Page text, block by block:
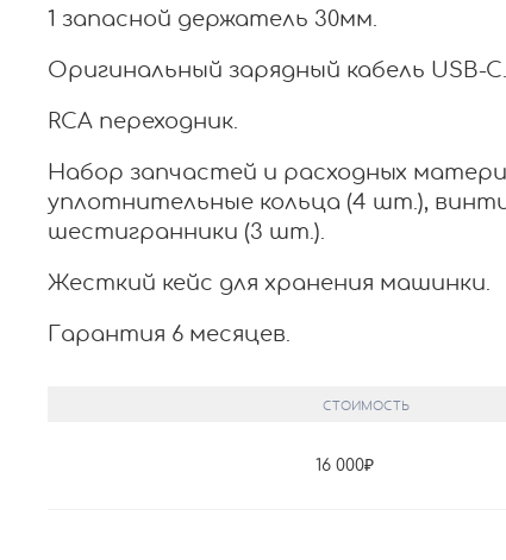
1 запасной держатель 30мм.
Оригинальный зарядный кабель USB-C.
RCA переходник.
Набор запчастей и расходных
уплотнительные кольца (4 шт.),
шестигранники (3 шт.).
Жесткий кейс для хранения машинки.
Гарантия 6 месяцев.
СТОИМОСТЬ
16 000